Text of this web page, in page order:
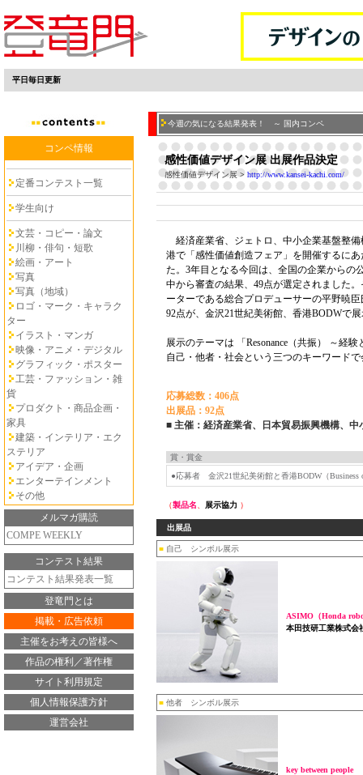
平日毎日更新
今週の気になる結果発表！ ～ 国内コンペ
コンペ情報
定番コンテスト一覧
学生向け
文芸・コピー・論文
川柳・俳句・短歌
絵画・アート
写真
写真（地域）
ロゴ・マーク・キャラク
ター
イラスト・マンガ
映像・アニメ・デジタル
グラフィック・ポスター
工芸・ファッション・雑
貨
プロダクト・商品企画・
家具
建築・インテリア・エク
ステリア
アイデア・企画
エンターテインメント
その他
メルマガ購読
COMPE WEEKLY
コンテスト結果
コンテスト結果発表一覧
登竜門とは
掲載・広告依頼
主催をお考えの皆様へ
作品の権利／著作権
サイト利用規定
個人情報保護方針
運営会社
感性価値デザイン展 出展作品決定
感性価値デザイン展 > http://www.kansei-kachi.com/
経済産業省、ジェトロ、中小企業基盤整備
港で「感性価値創造フェア」を開催するに
た。3年目となる今回は、全国の企業からの
中から審査の結果、49点が選定されました
ーターである総合プロデューサーの平野暁
92点が、金沢21世紀美術館、香港BODWで
展示のテーマは 「Resonance（共振） ～経
自己・他者・社会という三つのキーワード
応募総数：406点
出展品：92点
■ 主催：経済産業省、日本貿易振興機構、中
賞・賞金
●応募者 金沢21世紀美術館と香港BODW（Business
（製品名 展示協力 ）
出展品
■ 自己 シンボル展示
ASIMO（Honda
本田技研工業株式会
■ 他者 シンボル展示
key between people